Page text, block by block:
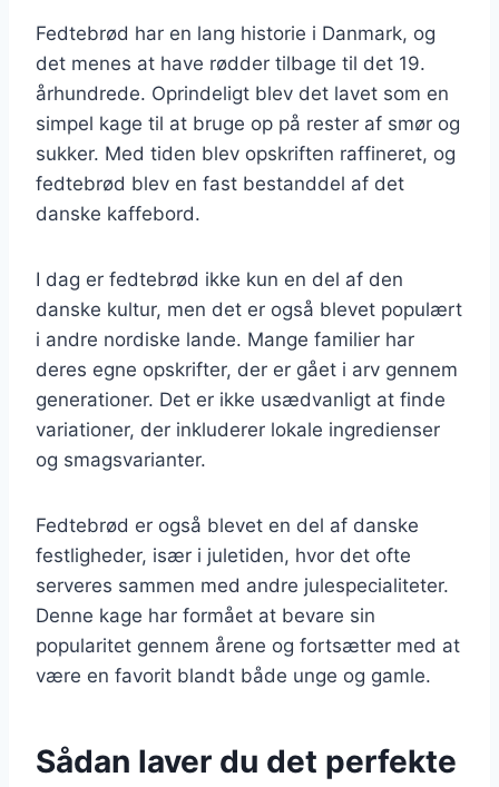
Fedtebrød har en lang historie i Danmark, og
det menes at have rødder tilbage til det 19.
århundrede. Oprindeligt blev det lavet som en
simpel kage til at bruge op på rester af smør og
sukker. Med tiden blev opskriften raffineret, og
fedtebrød blev en fast bestanddel af det
danske kaffebord.
I dag er fedtebrød ikke kun en del af den
danske kultur, men det er også blevet populært
i andre nordiske lande. Mange familier har
deres egne opskrifter, der er gået i arv gennem
generationer. Det er ikke usædvanligt at finde
variationer, der inkluderer lokale ingredienser
og smagsvarianter.
Fedtebrød er også blevet en del af danske
festligheder, især i juletiden, hvor det ofte
serveres sammen med andre julespecialiteter.
Denne kage har formået at bevare sin
popularitet gennem årene og fortsætter med at
være en favorit blandt både unge og gamle.
Sådan laver du det perfekte